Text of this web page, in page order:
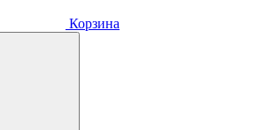
Корзина